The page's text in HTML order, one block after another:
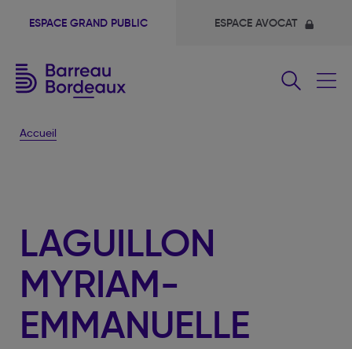
ESPACE GRAND PUBLIC ESPACE AVOCAT
Accueil
LAGUILLON
MYRIAM-
EMMANUELLE